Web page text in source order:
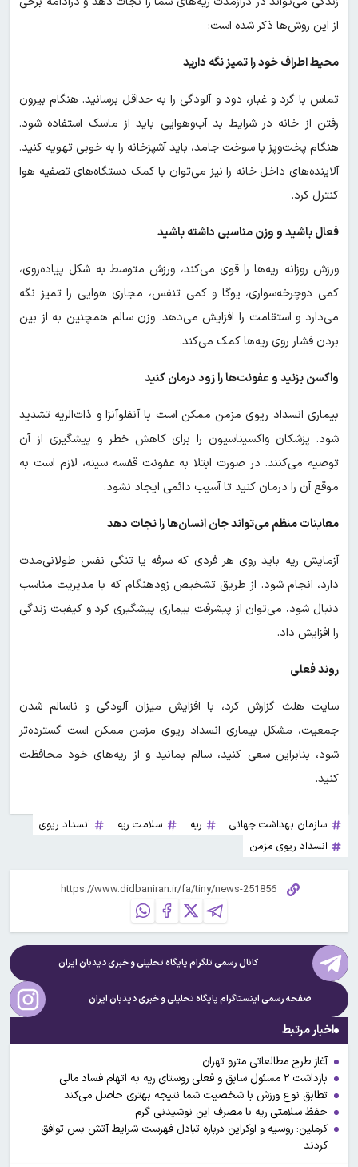
از این روش‌ها ذکر شده است:
محیط اطراف خود را تمیز نگه دارید
تماس با گرد و غبار، دود و آلودگی را به حداقل برسانید. هنگام بیرون
رفتن از خانه در شرایط بد آب‌وهوایی باید از ماسک استفاده شود.
هنگام پخت‌وپز با سوخت جامد، باید آشپزخانه را به خوبی تهویه کنید.
آلاینده‌های داخل خانه را نیز می‌توان با کمک دستگاه‌های تصفیه هوا
کنترل کرد.
فعال باشید و وزن مناسبی داشته باشید
ورزش روزانه ریه‌ها را قوی می‌کند، ورزش متوسط ‌به شکل پیاده‌روی،
کمی دوچرخه‌سواری، یوگا و کمی تنفس، مجاری هوایی را تمیز نگه
می‌دارد و استقامت را افزایش می‌دهد. وزن سالم همچنین به از بین
بردن فشار روی ریه‌ها کمک می‌کند.
واکسن بزنید و عفونت‌ها را زود درمان کنید
بیماری انسداد ریوی مزمن ممکن است با آنفلوآنزا و ذات‌الریه تشدید
شود. پزشکان واکسیناسیون را برای کاهش خطر و پیشگیری از آن
توصیه می‌کنند. در صورت ابتلا به عفونت قفسه سینه، لازم است به
موقع آن را درمان کنید تا آسیب دائمی ایجاد نشود.
معاینات منظم می‌تواند جان انسان‌ها را نجات دهد
آزمایش ریه باید روی هر فردی که سرفه یا تنگی نفس طولانی‌مدت
دارد، انجام شود. از طریق تشخیص زودهنگام که با مدیریت مناسب
دنبال شود، می‌توان از پیشرفت بیماری پیشگیری کرد و کیفیت زندگی
را افزایش داد.
روند فعلی
سایت هلث گزارش کرد، با افزایش میزان آلودگی و ناسالم شدن
جمعیت، مشکل بیماری انسداد ریوی مزمن ممکن است گسترده‌تر
شود، بنابراین سعی کنید، سالم بمانید و از ریه‌های خود محافظت
کنید.
سازمان بهداشت جهانی ریه سلامت ریه
انسداد ریوی
انسداد ریوی مزمن
کانال رسمی تلگرام پایگاه تحلیلی و خبریدیدبان ایران
صفحه رسمی اینستاگرام پایگاه تحلیلی و خبریدیدبان ایران
اخبار مرتبط
آغاز طرح مطالعاتی مترو تهران
بازداشت ۲ مسئول سابق و فعلی روستای ریه به اتهام فساد مالی
تطابق نوع ورزش با شخصیت شما نتیجه بهتری حاصل می‌کند
حفظ سلامتی ریه با مصرف این نوشیدنی گرم
کرملین: روسیه و اوکراین درباره تبادل فهرست شرایط آتش بس توافق
کردند